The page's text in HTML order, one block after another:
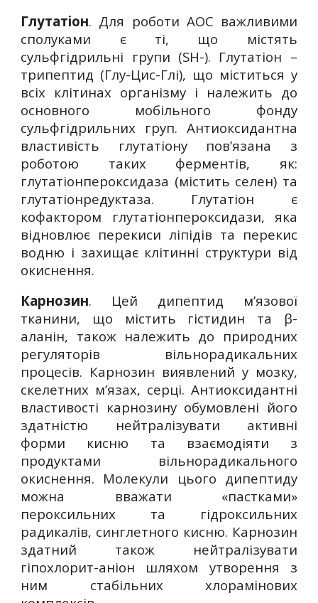
Глутатіон. Для роботи АОС важливими
сполуками є ті, що містять
сульфгідрильні групи (SH-). Глутатіон –
трипептид (Глу-Цис-Глі), що міститься у
всіх клітинах організму і належить до
основного мобільного фонду
сульфгідрильних груп. Антиоксидантна
властивість глутатіону пов’язана з
роботою таких ферментів, як:
глутатіонпероксидаза (містить селен) та
глутатіонредуктаза. Глутатіон є
кофактором глутатіонпероксидази, яка
відновлює перекиси ліпідів та перекис
водню і захищає клітинні структури від
окиснення.
Карнозин. Цей дипептид м’язової
тканини, що містить гістидин та β-
аланін, також належить до природних
регуляторів вільнорадикальних
процесів. Карнозин виявлений у мозку,
скелетних м’язах, серці. Антиоксидантні
властивості карнозину обумовлені його
здатністю нейтралізувати активні
форми кисню та взаємодіяти з
продуктами вільнорадикального
окиснення. Молекули цього дипептиду
можна вважати «пастками»
пероксильних та гідроксильних
радикалів, синглетного кисню. Карнозин
здатний також нейтралізувати
гіпохлорит-аніон шляхом утворення з
ним стабільних хлорамінових